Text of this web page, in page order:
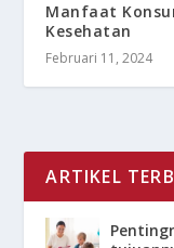
Manfaat
Kesehatan
Februari 11, 2024
ARTIKEL